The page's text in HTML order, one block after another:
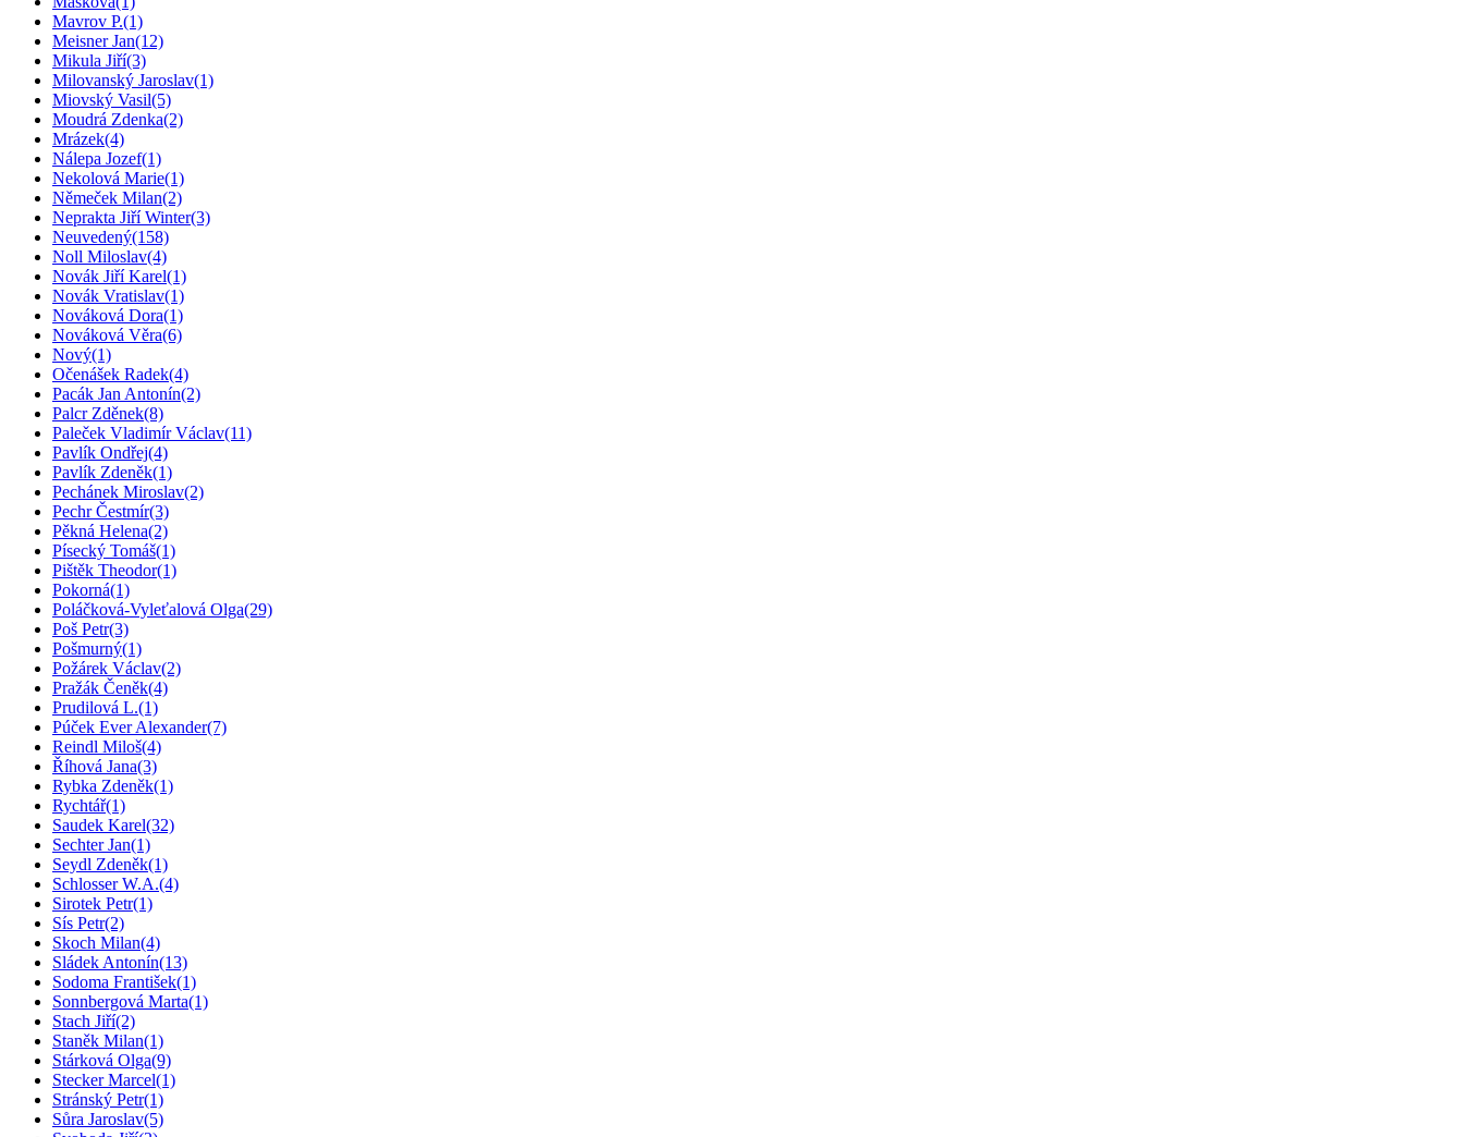
Mavrov P.(1)
Meisner Jan(12)
Mikula Jiří(3)
Milovanský Jaroslav(1)
Miovský Vasil(5)
Moudrá Zdenka(2)
Mrázek(4)
Nálepa Jozef(1)
Nekolová Marie(1)
Němeček Milan(2)
Neprakta Jiří Winter(3)
Neuvedený(158)
Noll Miloslav(4)
Novák Jiří Karel(1)
Novák Vratislav(1)
Nováková Dora(1)
Nováková Věra(6)
Nový(1)
Očenášek Radek(4)
Pacák Jan Antonín(2)
Palcr Zděnek(8)
Paleček Vladimír Václav(11)
Pavlík Ondřej(4)
Pavlík Zdeněk(1)
Pechánek Miroslav(2)
Pechr Čestmír(3)
Pěkná Helena(2)
Písecký Tomáš(1)
Pištěk Theodor(1)
Pokorná(1)
Poláčková-Vyleťalová Olga(29)
Poš Petr(3)
Pošmurný(1)
Požárek Václav(2)
Pražák Čeněk(4)
Prudilová L.(1)
Púček Ever Alexander(7)
Reindl Miloš(4)
Říhová Jana(3)
Rybka Zdeněk(1)
Rychtář(1)
Saudek Karel(32)
Sechter Jan(1)
Seydl Zdeněk(1)
Schlosser W.A.(4)
Sirotek Petr(1)
Sís Petr(2)
Skoch Milan(4)
Sládek Antonín(13)
Sodoma František(1)
Sonnbergová Marta(1)
Stach Jiří(2)
Staněk Milan(1)
Stárková Olga(9)
Stecker Marcel(1)
Stránský Petr(1)
Sůra Jaroslav(5)